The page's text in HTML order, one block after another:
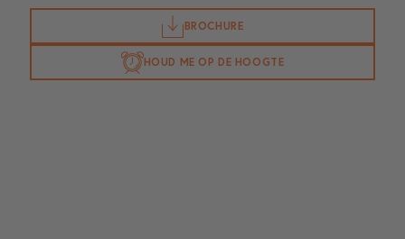
BROCHURE
HOUD ME OP DE HOOGTE